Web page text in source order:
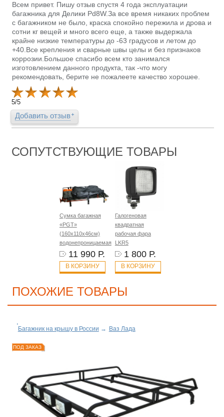
Всем привет. Пишу отзыв спустя 4 года эксплуатации
багажника для Делики Pd8W.За все время никаких проблем
с багажником не было, краска спокойно пережила и дрова и
сотни кг вещей и много всего еще, а также выдержала
крайне низкие температуры до -63 градусов и летом до
+40.Все крепления и сварные швы целы и без признаков
коррозии.Большое спасибо всем кто занимался
изготовлением данного продукта, так -что могу
рекомендовать, берите не пожалеете качество хорошее.
5/5
Добавить отзыв
СОПУТСТВУЮЩИЕ ТОВАРЫ
Сумка багажная
«PGT»
(160х110х46см)
водонепроницаемая
11 990 Р.
В КОРЗИНУ
Галогеновая
квадратная
рабочая фара
LKR5
1 800 Р.
В КОРЗИНУ
ПОХОЖИЕ ТОВАРЫ
Багажник на крышу в России → Ваз Лада
ПОД ЗАКАЗ